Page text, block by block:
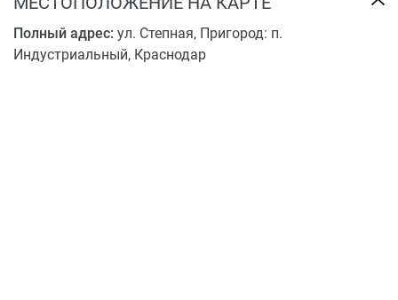
Полный адрес: ул. Степная, Пригород: п.
Индустриальный, Краснодар